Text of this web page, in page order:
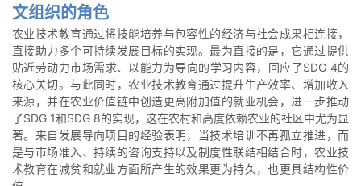
文组织的角色
农业技术教育通过将技能培养与包容性的经济与社会成果相连接，
直接助力多个可持续发展目标的实现。最为直接的是，它通过提供
贴近劳动力市场需求、以能力为导向的学习内容，回应了SDG 4的
核心关切。与此同时，农业技术教育通过提升生产效率、增加收入
来源，并在农业价值链中创造更高附加值的就业机会，进一步推动
了SDG 1和SDG 8的实现，这在农村和高度依赖农业的社区中尤为显
著。来自发展导向项目的经验表明，当技术培训不再孤立推进，而
是与市场准入、持续的咨询支持以及制度性联结相结合时，农业技
术教育在减贫和就业方面所产生的效果更为持久，也更具结构性价